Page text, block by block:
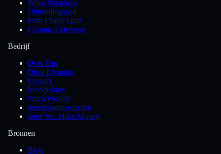
Winst Simulator
Uitbetalingspad
Firm Finder Quiz
Chrome Extension
Bedrijf
Over Ons
Onze Ervaring
Contact
Merkpakket
Privacybeleid
Servicevoorwaarden
How We Make Money
Bronnen
Blog